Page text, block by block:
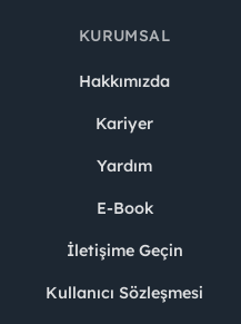
KURUMSAL
Hakkımızda
Kariyer
Yardım
E-Book
İletişime Geçin
Kullanıcı Sözleşmesi